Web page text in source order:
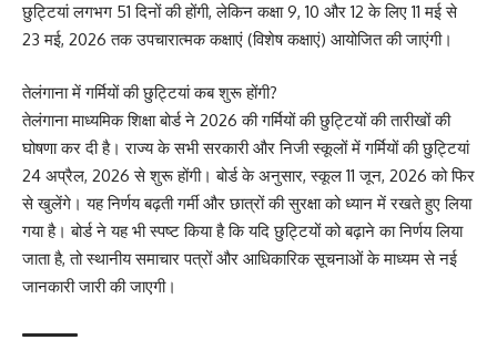
छुट्टियां लगभग 51 दिनों की होंगी, लेकिन कक्षा 9, 10 और 12 के लिए 11 मई से
23 मई, 2026 तक उपचारात्मक कक्षाएं (विशेष कक्षाएं) आयोजित की जाएंगी।
तेलंगाना में गर्मियों की छुट्टियां कब शुरू होंगी?
तेलंगाना माध्यमिक शिक्षा बोर्ड ने 2026 की गर्मियों की छुट्टियों की तारीखों की
घोषणा कर दी है। राज्य के सभी सरकारी और निजी स्कूलों में गर्मियों की छुट्टियां
24 अप्रैल, 2026 से शुरू होंगी। बोर्ड के अनुसार, स्कूल 11 जून, 2026 को फिर
से खुलेंगे। यह निर्णय बढ़ती गर्मी और छात्रों की सुरक्षा को ध्यान में रखते हुए लिया
गया है। बोर्ड ने यह भी स्पष्ट किया है कि यदि छुट्टियों को बढ़ाने का निर्णय लिया
जाता है, तो स्थानीय समाचार पत्रों और आधिकारिक सूचनाओं के माध्यम से नई
जानकारी जारी की जाएगी।